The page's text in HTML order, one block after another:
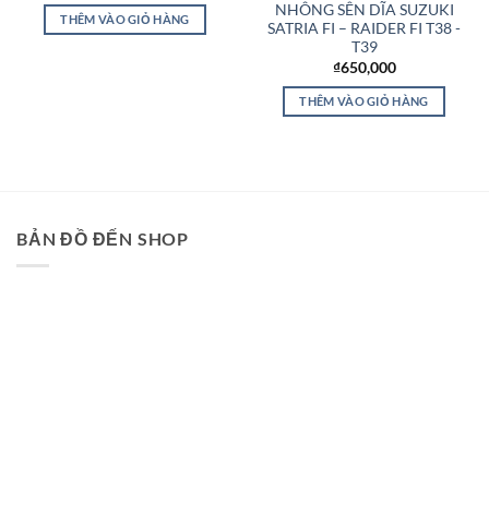
là:
₫450,000.
tại
₫390,000.
THÊM VÀO GIỎ HÀNG
NHÔNG SÊN DĨA SUZUKI
SATRIA FI – RAIDER FI T38 -
T39
₫650,000
THÊM VÀO GIỎ HÀNG
BẢN ĐỒ ĐẾN SHOP